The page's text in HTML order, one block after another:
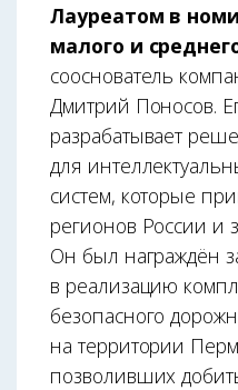
Лауреатом в
малого и
сооснователь
Дмитрий Поносов.
разрабатывает
для
систем, которые
регионов России и
Он был награждён
в реализацию
безопасного
на территории
позволивших